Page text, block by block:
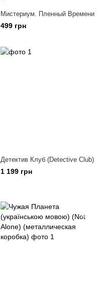
Мистериум. Пленный Времени
499 грн
Детектив Клуб (Detective Club)
1 199 грн